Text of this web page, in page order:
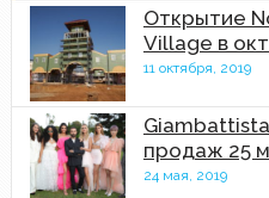
Открытие
Village в
11 октября, 2019
продаж 25
24 мая, 2019